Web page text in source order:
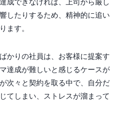
成できなければ、上司から厳し
したりするため、精神的に追い
ます。
かりの社員は、お客様に提案す
達成が難しいと感じるケースが
次々と契約を取る中で、自分だ
てしまい、ストレスが溜まって